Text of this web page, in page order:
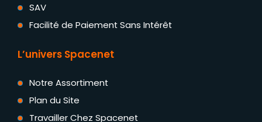
SAV
Facilité de Paiement Sans Intérêt
L’univers Spacenet
Notre Assortiment
Plan du Site
Travailler Chez Spacenet